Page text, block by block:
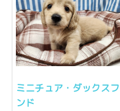
ミニチュア・ダックスフ
ンド